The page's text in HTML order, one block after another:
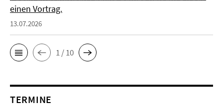
einen Vortrag.
13.07.2026
1 / 10
TERMINE